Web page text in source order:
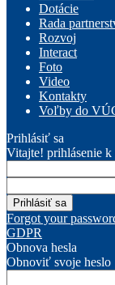
Dotácie
Rada
Rozvoj
Interact
Foto
Video
Kontakty
Voľby do
Prihlásiť sa
Vitajte! prihlásenie k
Forgot your
GDPR
Obnova hesla
Obnoviť svoje heslo